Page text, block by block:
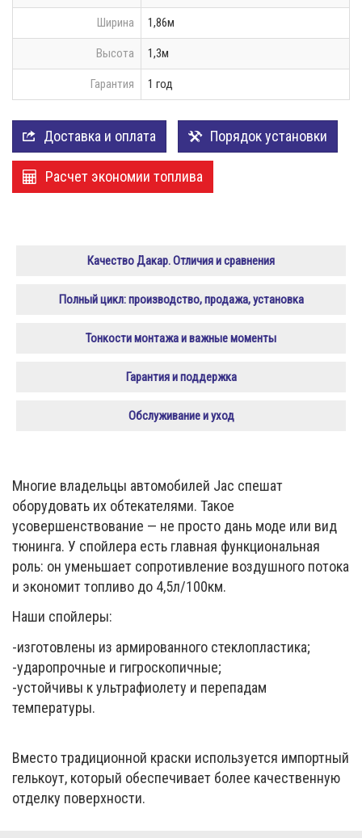
Ширина 1,86м
Высота 1,3м
Гарантия 1 год
Доставка и оплата Порядок установки
Расчет экономии топлива
Качество Дакар. Отличия и сравнения
Полный цикл: производство, продажа, установка
Тонкости монтажа и важные моменты
Гарантия и поддержка
Обслуживание и уход
Многие владельцы автомобилей Jac спешат
оборудовать их обтекателями. Такое
усовершенствование — не просто дань моде или вид
тюнинга. У спойлера есть главная функциональная
роль: он уменьшает сопротивление воздушного потока
и экономит топливо до 4,5л/100км.
Наши спойлеры:
-изготовлены из армированного стеклопластика;
-ударопрочные и гигроскопичные;
-устойчивы к ультрафиолету и перепадам
температуры.
Вместо традиционной краски используется импортный
гелькоут, который обеспечивает более качественную
отделку поверхности.